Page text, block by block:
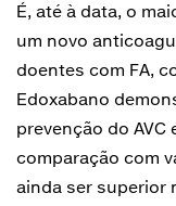
É, até à data, o
um novo
doentes com FA,
Edoxabano
prevenção do AVC
comparação com
ainda ser superior